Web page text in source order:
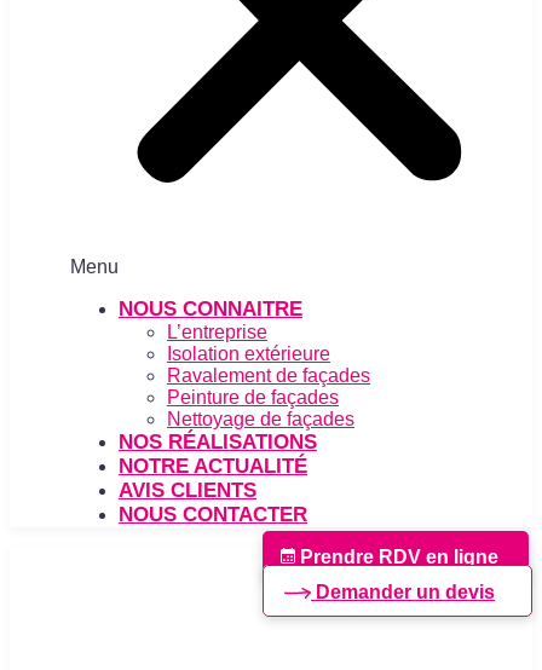
Menu
NOUS CONNAITRE
L’entreprise
Isolation extérieure
Ravalement de façades
Peinture de façades
Nettoyage de façades
NOS RÉALISATIONS
NOTRE ACTUALITÉ
AVIS CLIENTS
NOUS CONTACTER
Prendre RDV en ligne
Demander un devis